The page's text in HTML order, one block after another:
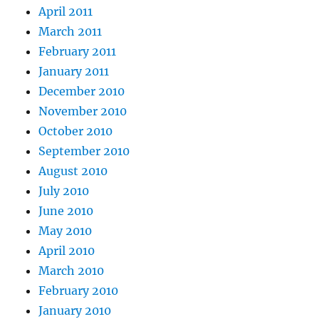
April 2011
March 2011
February 2011
January 2011
December 2010
November 2010
October 2010
September 2010
August 2010
July 2010
June 2010
May 2010
April 2010
March 2010
February 2010
January 2010